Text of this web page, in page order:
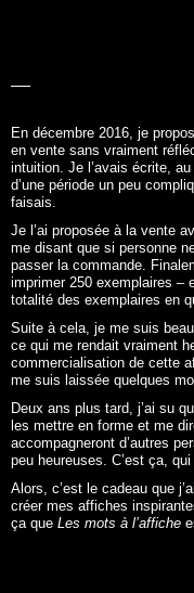
En décembre 2016, je
en vente sans vraiment
intuition. Je l’avais écrite,
d’une période un peu
faisais.
Je l’ai proposée à la vente
me disant que si personne
passer la commande.
imprimer 250 exemplaires –
totalité des exemplaires en
Suite à cela, je me suis
ce qui me rendait vraiment
commercialisation de cette
me suis laissée quelques
Deux ans plus tard, j’ai su
les mettre en forme et me
accompagneront d’autres
peu heureuses. C’est ça,
Alors, c’est le cadeau que
créer mes affiches
ça que Les mots à l’affiche